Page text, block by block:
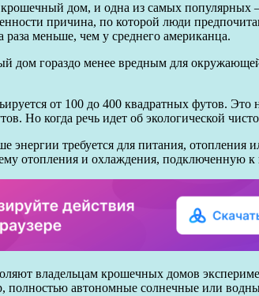
дом, и одна из самых
причина, по которой люди
меньше, чем у среднего американца.
дом гораздо менее вредным для
от 100 до 400 квадратных футов. Это
Но когда речь идет об экологической
требуется для питания, отопления
отопления и охлаждения, подключенную
владельцам крошечных домов
полностью автономные солнечные или